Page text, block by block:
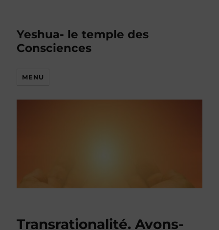
Yeshua- le temple des
Consciences
MENU
Transrationalité. Avons-